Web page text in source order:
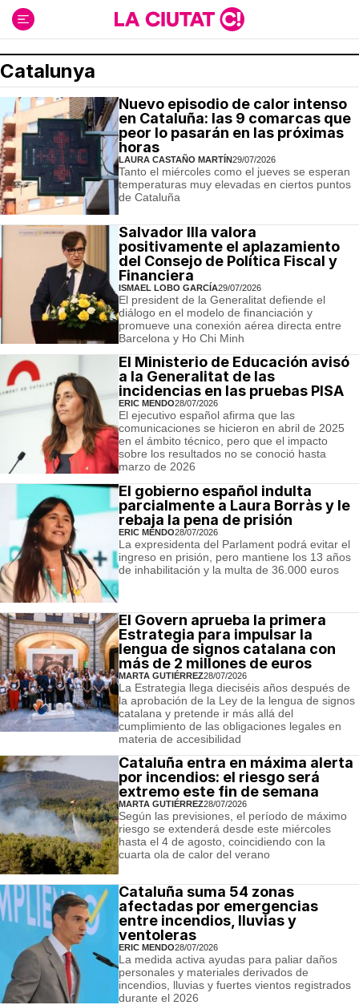
contenido
Catalunya
Nuevo episodio de calor intenso
en Cataluña: las 9 comarcas que
peor lo pasarán en las próximas
horas
LAURA CASTAÑO MARTÍN29/07/2026
Tanto el miércoles como el jueves se esperan
temperaturas muy elevadas en ciertos puntos
de Cataluña
Salvador Illa valora
positivamente el aplazamiento
del Consejo de Política Fiscal y
Financiera
ISMAEL LOBO GARCÍA29/07/2026
El president de la Generalitat defiende el
diálogo en el modelo de financiación y
promueve una conexión aérea directa entre
Barcelona y Ho Chi Minh
El Ministerio de Educación avisó
a la Generalitat de las
incidencias en las pruebas PISA
ERIC MENDO28/07/2026
El ejecutivo español afirma que las
comunicaciones se hicieron en abril de 2025
en el ámbito técnico, pero que el impacto
sobre los resultados no se conoció hasta
marzo de 2026
El gobierno español indulta
parcialmente a Laura Borràs y le
rebaja la pena de prisión
ERIC MENDO28/07/2026
La expresidenta del Parlament podrá evitar el
ingreso en prisión, pero mantiene los 13 años
de inhabilitación y la multa de 36.000 euros
El Govern aprueba la primera
Estrategia para impulsar la
lengua de signos catalana con
más de 2 millones de euros
MARTA GUTIÉRREZ28/07/2026
La Estrategia llega dieciséis años después de
la aprobación de la Ley de la lengua de signos
catalana y pretende ir más allá del
cumplimiento de las obligaciones legales en
materia de accesibilidad
Cataluña entra en máxima alerta
por incendios: el riesgo será
extremo este fin de semana
MARTA GUTIÉRREZ28/07/2026
Según las previsiones, el período de máximo
riesgo se extenderá desde este miércoles
hasta el 4 de agosto, coincidiendo con la
cuarta ola de calor del verano
Cataluña suma 54 zonas
afectadas por emergencias
entre incendios, lluvias y
ventoleras
ERIC MENDO28/07/2026
La medida activa ayudas para paliar daños
personales y materiales derivados de
incendios, lluvias y fuertes vientos registrados
durante el 2026